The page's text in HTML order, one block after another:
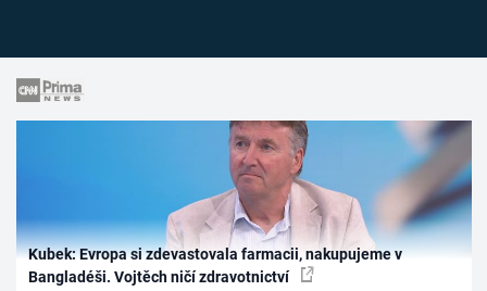
Kubek: Evropa si zdevastovala farmacii, nakupujeme v
Bangladéši. Vojtěch ničí zdravotnictví